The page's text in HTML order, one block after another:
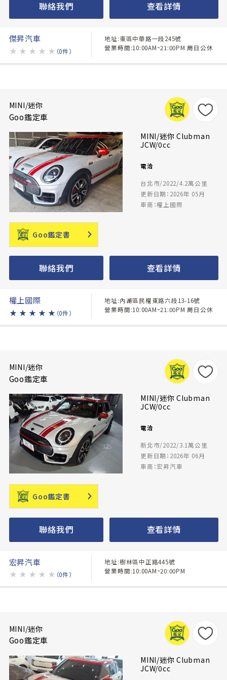
聯絡我們 查看詳情
傑昇汽車
★ ★ ★ ★ ★ （0件）
地址:東區中華路一段245號
營業時間:10:00AM~21:00PM 周日公休
MINI/迷你
Goo鑑定車
MINI/迷你 Clubman
JCW/0cc
電洽
台北市/2022/4.2萬公里
更新日期：2026年 05月
車商：權上國際
Goo鑑定書
聯絡我們 查看詳情
權上國際
★ ★ ★ ★ ★ （0件）
地址:內湖區民權東路六段13-16號
營業時間:10:00AM~21:00PM 周日公休
MINI/迷你
Goo鑑定車
MINI/迷你 Clubman
JCW/0cc
電洽
新北市/2022/3.1萬公里
更新日期：2026年 06月
車商：宏昇汽車
Goo鑑定書
聯絡我們 查看詳情
宏昇汽車
★ ★ ★ ★ ★ （0件）
地址:樹林區中正路445號
營業時間:10:00AM~20:00PM
MINI/迷你
Goo鑑定車
MINI/迷你 Clubman
JCW/0cc